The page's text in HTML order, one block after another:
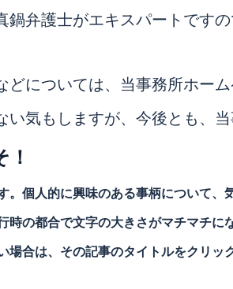
鍋弁護士がエキスパートです
については、当事務所ホー
気もしますが、今後とも、
個人的に興味のある事柄について、
の都合で文字の大きさがマチマチ
場合は、その記事のタイトルをクリ